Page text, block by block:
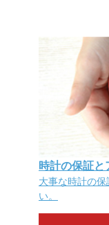
時計の保証と
大事な時計の
い。